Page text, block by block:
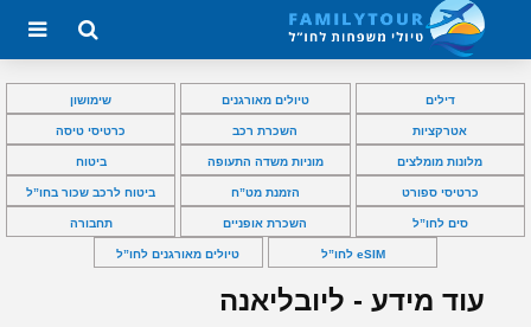
דילים טיולים מאורגנים שימושון
אטרקציות השכרת רכב כרטיסי טיסה
מלונות מומלצים מוניות משדה התעופה ביטוח
כרטיסי ספורט הזמנת מט”ח ביטוח לרכב שכור בחו”ל
סים לחו”ל השכרת אופניים תחבורה
eSIM לחו”ל טיולים מאורגנים לחו”ל
עוד מידע - ליובליאנה